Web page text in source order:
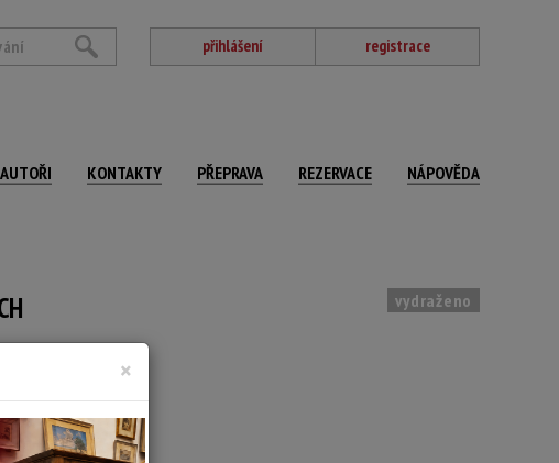
přihlášení registrace
AUTOŘI KONTAKTY PŘEPRAVA REZERVACE NÁPOVĚDA
vydraženo
×